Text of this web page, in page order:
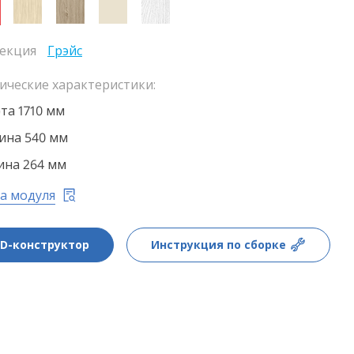
Грэйс
характеристики:
1710 мм
540 мм
264 мм
модуля
конструктор Инструкция по сборке